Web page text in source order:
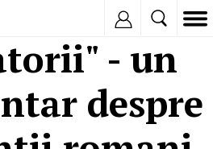
- un
despre